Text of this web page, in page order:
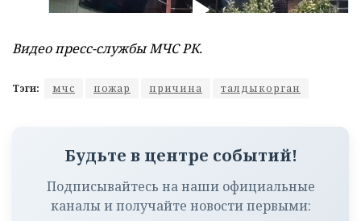
Видео пресс-службы МЧС РК.
Тэги: мчс пожар причина талдыкорган
Будьте в центре событий!
Подписывайтесь на наши официальные
каналы и получайте новости первыми: